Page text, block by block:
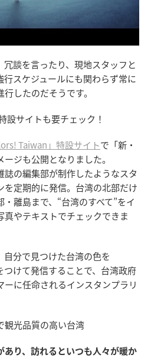
談を言ったり、現地スタッフと
スケジュールにも関わらず常に
したのだそうです。
設サイトも要チェック！
Taiwan」特設サイトで「新・
ジも公開となりました。
誌の編集部が制作したようなスタ
を定期的に発信。台湾の北部だけ
離島まで、“台湾のすべて”をイ
真やテキストでチェックできま
分で見つけた台湾の色を
けて発信することで、台湾政府
に任命されるインスタンプラリ
観光品質の高い台湾
あり、訪れるといつも人々が暖か